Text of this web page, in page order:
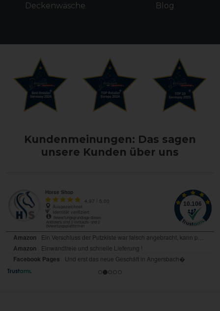
Deckenwäsche Blog
Kundenmeinungen: Das sagen
unsere Kunden über uns